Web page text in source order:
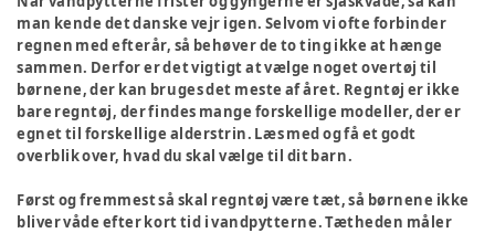
man kende det danske vejr igen. Selvom vi ofte forbinder
regnen med efterår, så behøver de to ting ikke at hænge
sammen. Derfor er det vigtigt at vælge noget overtøj til
børnene, der kan bruges det meste af året. Regntøj er ikke
bare regntøj, der findes mange forskellige modeller, der er
egnet til forskellige alderstrin. Læs med og få et godt
overblik over, hvad du skal vælge til dit barn.
Først og fremmest så skal regntøj være tæt, så børnene ikke
bliver våde efter kort tid i vandpytterne. Tætheden måler